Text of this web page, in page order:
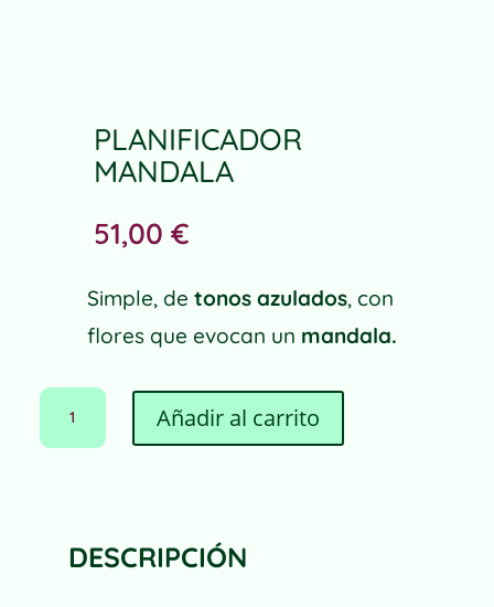
PLANIFICADOR
MANDALA
51,00 €
Simple, de tonos azulados, con
flores que evocan un mandala.
PLANIFICADOR
MANDALA
CANTIDAD
Añadir al carrito
A
T
DESCRIPCIÓN